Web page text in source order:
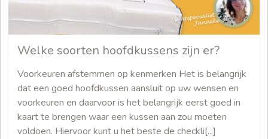
Welke soorten hoofdkussens zijn er?
Voorkeuren afstemmen op kenmerken Het is belangrijk
dat een goed hoofdkussen aansluit op uw wensen en
voorkeuren en daarvoor is het belangrijk eerst goed in
kaart te brengen waar een kussen aan zou moeten
voldoen. Hiervoor kunt u het beste de checkli[...]